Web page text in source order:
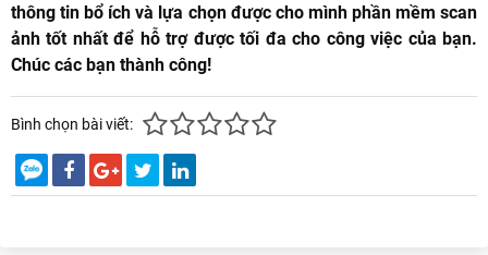
thông tin bổ ích và lựa chọn được cho mình phần mềm scan
ảnh tốt nhất để hỗ trợ được tối đa cho công việc của bạn.
Chúc các bạn thành công!
Bình chọn bài viết: